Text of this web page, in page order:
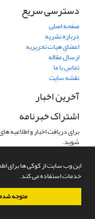
این وب سایت از کوکی ها برای
خدمات استفاده می کند.
متوجه
دسترسی سریع
صفحه اصلی
درباره نشریه
اعضای هیات تحریریه
ارسال مقاله
تماس با ما
نقشه سایت
آخرین اخبار
اشتراک خبرنامه
برای دریافت اخبار و
شوید.
سامانه مدیریت نشریات علمی.